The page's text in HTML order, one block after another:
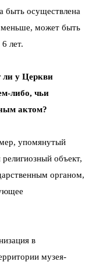
быть осуществлена
меньше, может быть
лет.
ли у Церкви
либо, чьи
актом?
упомянутый
объект,
органом,
в
музея-